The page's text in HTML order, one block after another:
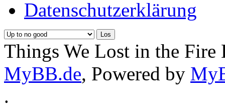
Datenschutzerklärung
Things We Lost in the Fire
MyBB.de, Powered by
.